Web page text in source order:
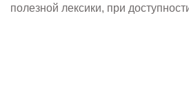
полезной лексики, при